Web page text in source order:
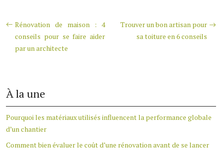
Rénovation de maison : 4
conseils pour se faire aider
par un architecte
Trouver un bon artisan pour
sa toiture en 6 conseils
À la une
Pourquoi les matériaux utilisés influencent la performance globale
d’un chantier
Comment bien évaluer le coût d’une rénovation avant de se lancer